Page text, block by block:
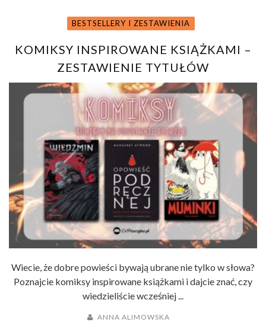
BESTSELLERY I ZESTAWIENIA
KOMIKSY INSPIROWANE KSIĄŻKAMI –
ZESTAWIENIE TYTUŁÓW
Wiecie, że dobre powieści bywają ubrane nie tylko w słowa?
Poznajcie komiksy inspirowane książkami i dajcie znać, czy
wiedzieliście wcześniej ...
ANNA ALIMOWSKA